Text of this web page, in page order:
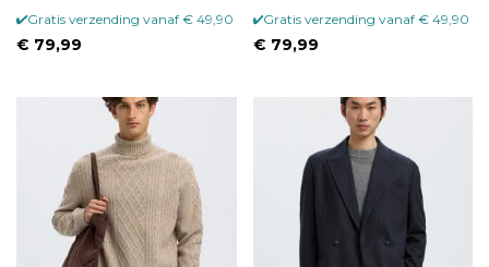
Gratis verzending vanaf € 49,90
€ 79,99
Gratis verzending vanaf € 49,90
€ 79,99